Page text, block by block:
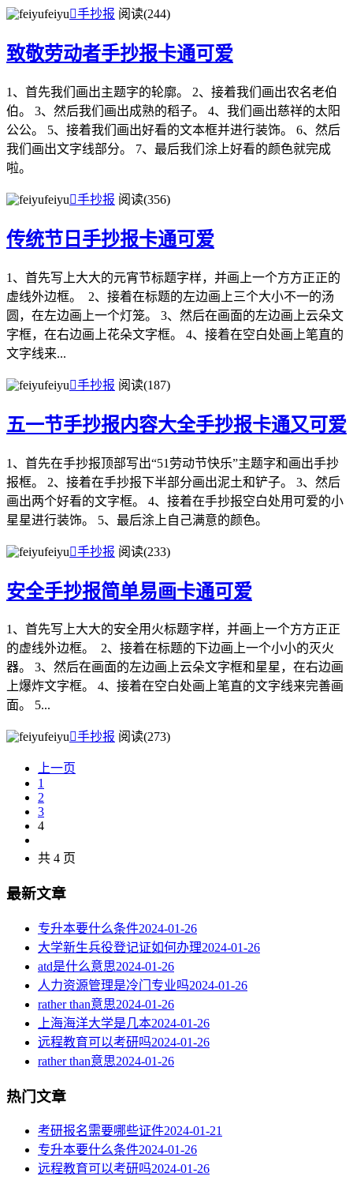
feiyu手抄报 阅读(244)
致敬劳动者手抄报卡通可爱
1、首先我们画出主题字的轮廓。 2、接着我们画出农名老伯
伯。 3、然后我们画出成熟的稻子。 4、我们画出慈祥的太阳
公公。 5、接着我们画出好看的文本框并进行装饰。 6、然后
我们画出文字线部分。 7、最后我们涂上好看的颜色就完成
啦。
feiyu手抄报 阅读(356)
传统节日手抄报卡通可爱
1、首先写上大大的元宵节标题字样，并画上一个方方正正的
虚线外边框。 2、接着在标题的左边画上三个大小不一的汤
圆，在左边画上一个灯笼。 3、然后在画面的左边画上云朵文
字框，在右边画上花朵文字框。 4、接着在空白处画上笔直的
文字线来...
feiyu手抄报 阅读(187)
五一节手抄报内容大全手抄报卡通又可爱
1、首先在手抄报顶部写出“51劳动节快乐”主题字和画出手抄
报框。 2、接着在手抄报下半部分画出泥土和铲子。 3、然后
画出两个好看的文字框。 4、接着在手抄报空白处用可爱的小
星星进行装饰。 5、最后涂上自己满意的颜色。
feiyu手抄报 阅读(233)
安全手抄报简单易画卡通可爱
1、首先写上大大的安全用火标题字样，并画上一个方方正正
的虚线外边框。 2、接着在标题的下边画上一个小小的灭火
器。 3、然后在画面的左边画上云朵文字框和星星，在右边画
上爆炸文字框。 4、接着在空白处画上笔直的文字线来完善画
面。 5...
feiyu手抄报 阅读(273)
上一页
1
2
3
4
共 4 页
最新文章
专升本要什么条件2024-01-26
大学新生兵役登记证如何办理2024-01-26
atd是什么意思2024-01-26
人力资源管理是冷门专业吗2024-01-26
rather than意思2024-01-26
上海海洋大学是几本2024-01-26
远程教育可以考研吗2024-01-26
rather than意思2024-01-26
热门文章
考研报名需要哪些证件2024-01-21
专升本要什么条件2024-01-26
远程教育可以考研吗2024-01-26